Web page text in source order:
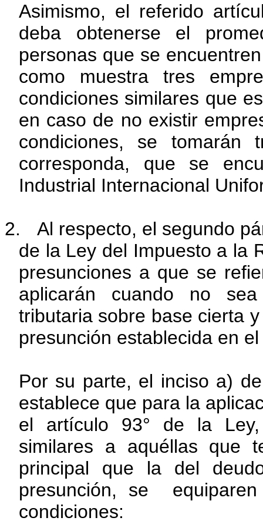
Asimismo, el referido
deba obtenerse el
personas que se
como muestra tres
condiciones similares que
en caso de no existir
condiciones, se tomarán
corresponda, que se
Industrial Internacional
2.
Al respecto, el segundo
de la Ley del Impuesto a la
presunciones a que se
aplicarán cuando no
tributaria sobre base cierta
presunción establecida en
Por su parte, el inciso a)
establece que para la
el artículo 93° de la Ley,
similares a aquéllas que
principal que la del
presunción, se
condiciones: